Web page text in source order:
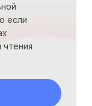
если